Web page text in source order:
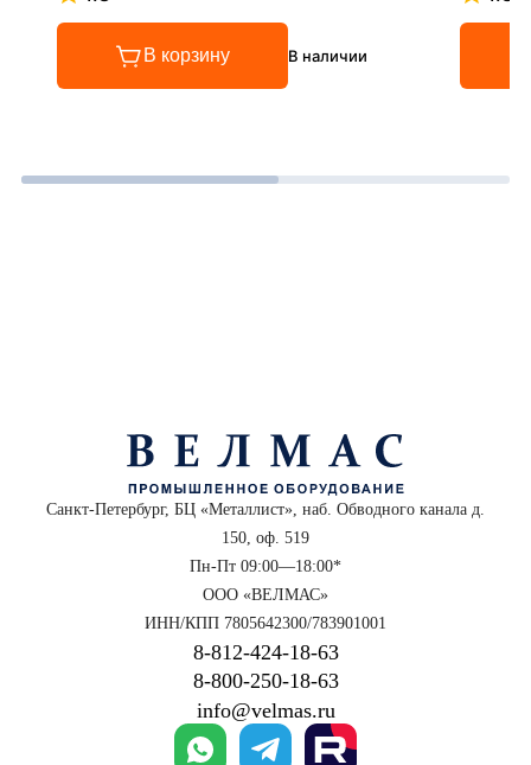
В корзину В наличии
Санкт-Петербург, БЦ «Металлист», наб. Обводного канала д.
150, оф. 519
Пн-Пт 09:00—18:00*
ООО «ВЕЛМАС»
ИНН/КПП 7805642300/783901001
8‑812‑424‑18‑63
8‑800‑250‑18‑63
info@velmas.ru